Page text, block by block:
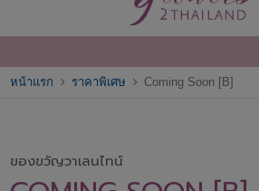
หน้าแรก ราคาพิเศษ Coming Soon [B]
ของขวัญวาเลนไทน์